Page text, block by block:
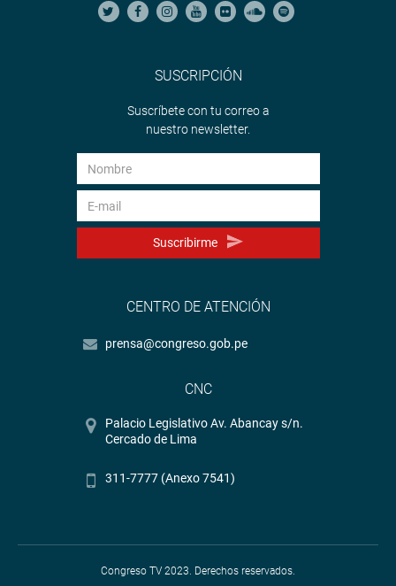
SUSCRIPCIÓN
Suscríbete con tu correo a
nuestro newsletter.
Suscribirme
CENTRO DE ATENCIÓN
prensa@congreso.gob.pe
CNC
Palacio Legislativo Av. Abancay s/n.
Cercado de Lima
311-7777 (Anexo 7541)
Congreso TV 2023. Derechos reservados.